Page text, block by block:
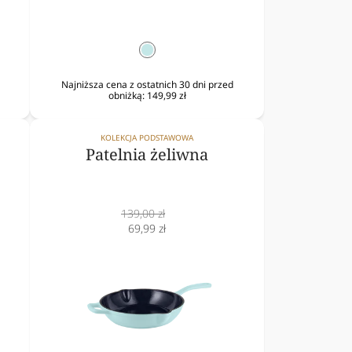
mięta
Najniższa cena z ostatnich 30 dni przed
obniżką: 149,99 zł
KOLEKCJA PODSTAWOWA
Patelnia żeliwna
Cena
normalna
139,00 zł
Cena
69,99 zł